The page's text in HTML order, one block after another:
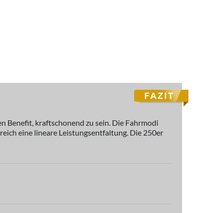
Benefit, kraftschonend zu sein. Die Fahrmodi
eine lineare Leistungsentfaltung. Die 250er